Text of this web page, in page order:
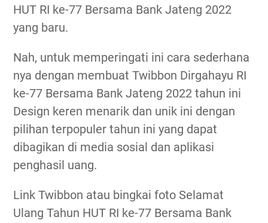
HUT RI ke-77 Bersama Bank Jateng 2022
yang baru.
Nah, untuk memperingati ini cara sederhana
nya dengan membuat Twibbon Dirgahayu RI
ke-77 Bersama Bank Jateng 2022 tahun ini
Design keren menarik dan unik ini dengan
pilihan terpopuler tahun ini yang dapat
dibagikan di media sosial dan aplikasi
penghasil uang.
Link Twibbon atau bingkai foto Selamat
Ulang Tahun HUT RI ke-77 Bersama Bank